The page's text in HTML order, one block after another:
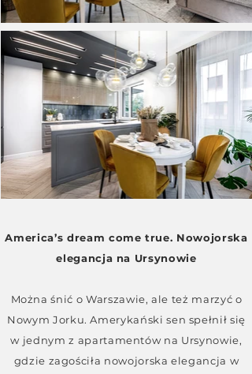
America’s dream come true. Nowojorska
elegancja na Ursynowie
Można śnić o Warszawie, ale też marzyć o
Nowym Jorku. Amerykański sen spełnił się
w jednym z apartamentów na Ursynowie,
gdzie zagościła nowojorska elegancja w